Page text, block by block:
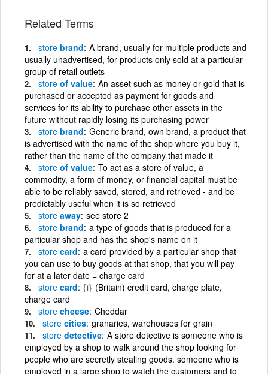
Related Terms
store brand A brand, usually for multiple products and
usually unadvertised, for products only sold at a particular
group of retail outlets
store of value An asset such as money or gold that is
purchased or accepted as payment for goods and
services for its ability to purchase other assets in the
future without rapidly losing its purchasing power
store brand Generic brand, own brand, a product that
is advertised with the name of the shop where you buy it,
rather than the name of the company that made it
store of value To act as a store of value, a
commodity, a form of money, or financial capital must be
able to be reliably saved, stored, and retrieved - and be
predictably useful when it is so retrieved
store away see store 2
store brand a type of goods that is produced for a
particular shop and has the shop's name on it
store card a card provided by a particular shop that
you can use to buy goods at that shop, that you will pay
for at a later date = charge card
store card {i} (Britain) credit card, charge plate,
charge card
store cheese Cheddar
store cities granaries, warehouses for grain
store detective A store detective is someone who is
employed by a shop to walk around the shop looking for
people who are secretly stealing goods. someone who is
employed in a large shop to watch the customers and to